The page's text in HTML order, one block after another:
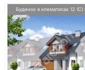
Будинок в клематисах 12 (С)